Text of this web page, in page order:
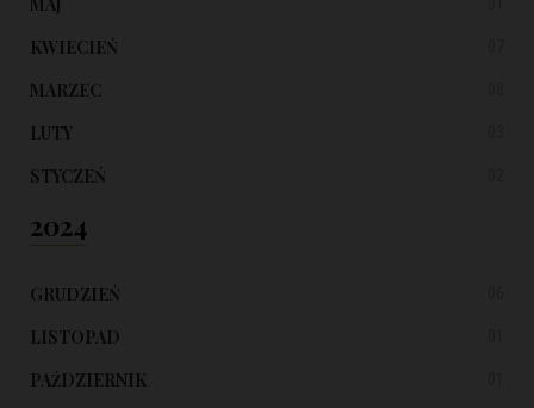
KWIECIEŃ
MARZEC
LUTY
STYCZEŃ
2024
GRUDZIEŃ
LISTOPAD
PAŹDZIERNIK